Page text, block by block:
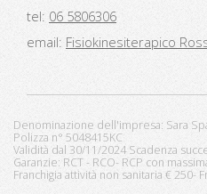
tel: 06 5806306
email: Fisiokinesiterapico
Denominazione dell'impresa: Sara
Polizza n° 5048415KC
Validità dal 30/11/2024 Scadenza
Garanzie: RCT - RCO- RCP con
Franchigia attività non sanitaria € 250-